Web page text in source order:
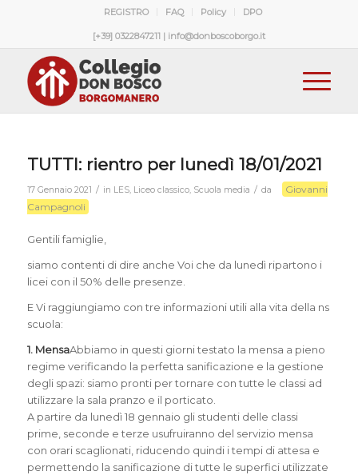
REGISTRO FAQ Policy DPO
[+39] 0322847211 | info@donboscoborgo.it
TUTTI: rientro per lunedì 18/01/2021
17 Gennaio 2021 / in LES, Liceo classico, Scuola media / da
Giovanni
Campagnoli
Gentili famiglie,
siamo contenti di dire anche Voi che da lunedì ripartono i
licei con il 50% delle presenze.
E Vi raggiungiamo con tre informazioni utili alla vita della ns
scuola:
1. MensaAbbiamo in questi giorni testato la mensa a pieno
regime verificando la perfetta sanificazione e la gestione
degli spazi: siamo pronti per tornare con tutte le classi ad
utilizzare la sala pranzo e il porticato.
A partire da lunedì 18 gennaio gli studenti delle classi
prime, seconde e terze usufruiranno del servizio mensa
con orari scaglionati, riducendo quindi i tempi di attesa e
permettendo la sanificazione di tutte le superfici utilizzate